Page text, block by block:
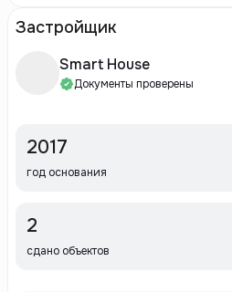
Застройщик
Smart House
Документы проверены
2017
год основания
2
сдано объектов